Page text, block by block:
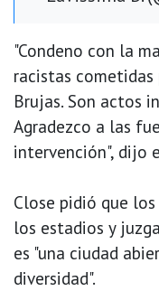
"Condeno con la
racistas
Brujas. Son actos
Agradezco a las
intervención", dijo
Close pidió que
los estadios y
es "una ciudad
diversidad".